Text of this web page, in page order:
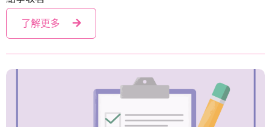
了解更多